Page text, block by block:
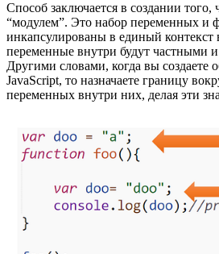
Способ заключается в создании того,
“модулем”. Это набор переменных и
инкапсулированы в единый
переменные внутри будут частными
Другими словами, когда вы создаете
JavaScript, то назначаете границу
переменных внутри них, делая эти